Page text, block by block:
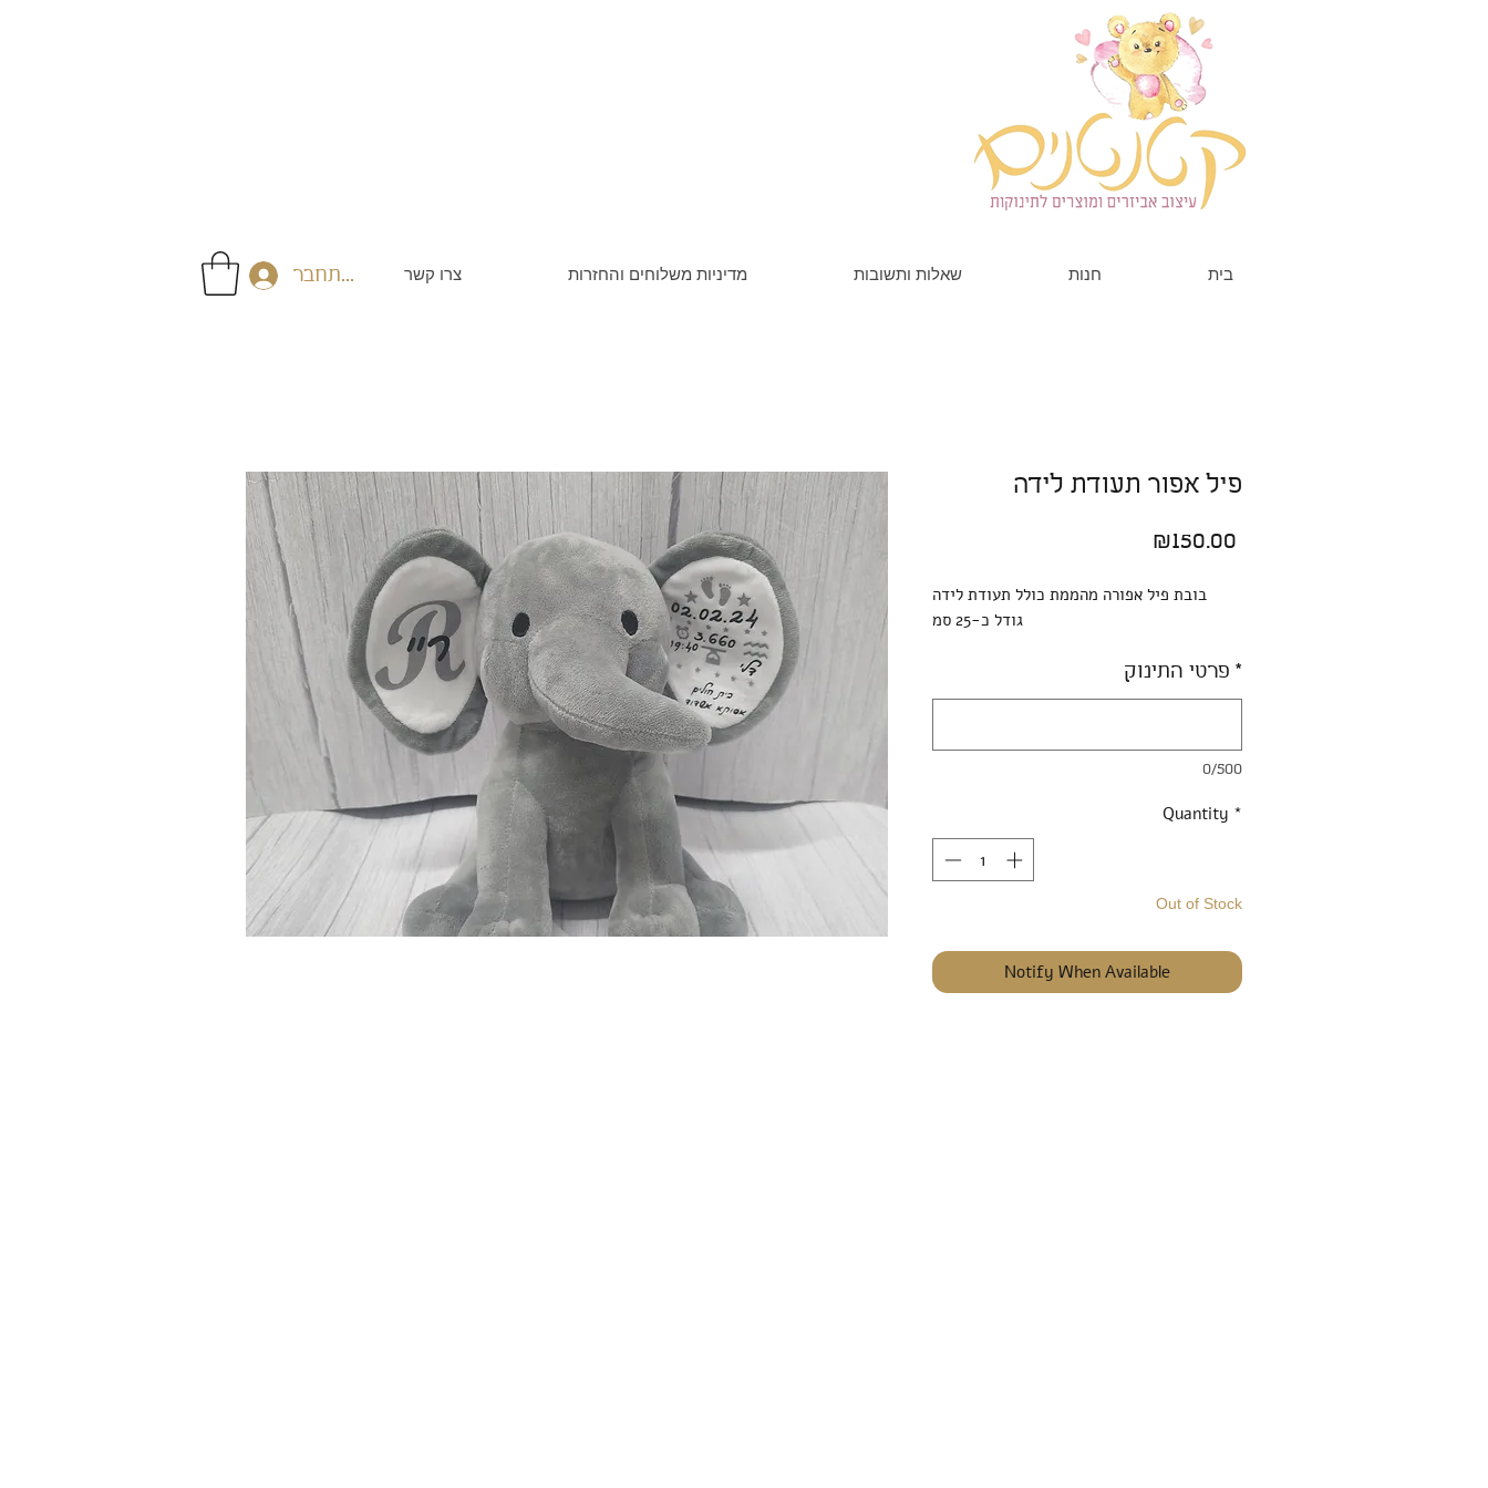
התחבר בית חנות שאלות ותשובות מדיניות משלוחים והחזרות צרו קשר
פיל אפור תעודת לידה
₪150.00
בובת פיל אפורה מהממת כולל תעודת לידה
גודל כ-25 סמ
פרטי התינוק *
0/500
Quantity *
Out of Stock
Notify When Available